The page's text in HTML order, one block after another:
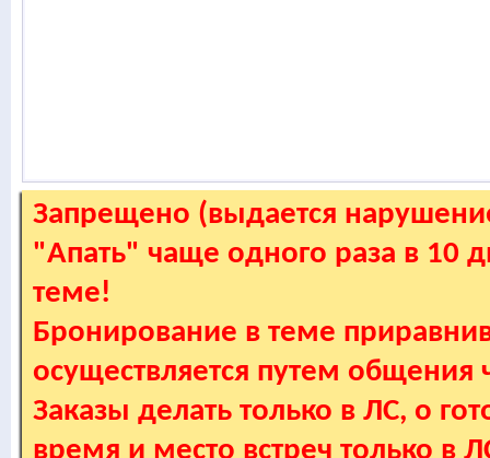
Запрещено (выдается
"Апать" чаще одного раза в 10
теме!
Бронирование в теме
осуществляется путем
Заказы делать только в ЛС, о
время и место встреч только в